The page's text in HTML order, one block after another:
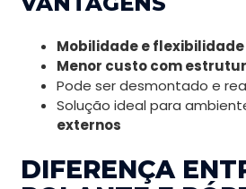
Mobilidade e
Menor custo com
Pode ser desmontado e
Solução ideal para
externos
DIFERENÇA